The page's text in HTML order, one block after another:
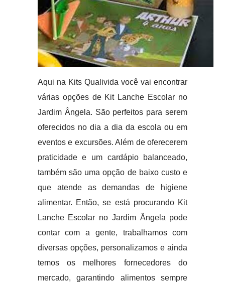
Aqui na Kits Qualivida você vai encontrar
várias opções de Kit Lanche Escolar no
Jardim Ângela. São perfeitos para serem
oferecidos no dia a dia da escola ou em
eventos e excursões. Além de oferecerem
praticidade e um cardápio balanceado,
também são uma opção de baixo custo e
que atende as demandas de higiene
alimentar. Então, se está procurando Kit
Lanche Escolar no Jardim Ângela pode
contar com a gente, trabalhamos com
diversas opções, personalizamos e ainda
temos os melhores fornecedores do
mercado, garantindo alimentos sempre